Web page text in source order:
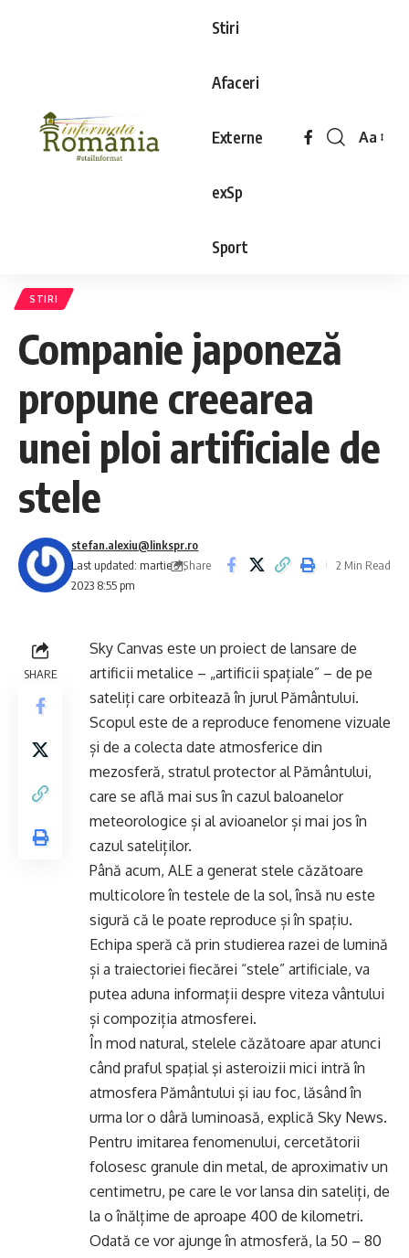
Stiri
Afaceri
Externe
exSp
Sport
Aa
STIRI
Companie japoneză
propune creearea
unei ploi artificiale de
stele
Last updated: martie 31,
2023 8:55 pm
stefan.alexiu@linkspr.ro
Share
2 Min Read
SHARE
Sky Canvas este un proiect de lansare de
artificii metalice – „artificii spațiale” – de pe
sateliți care orbitează în jurul Pământului.
Scopul este de a reproduce fenomene vizuale
și de a colecta date atmosferice din
mezosferă, stratul protector al Pământului,
care se află mai sus în cazul baloanelor
meteorologice și al avioanelor și mai jos în
cazul sateliților.
Până acum, ALE a generat stele căzătoare
multicolore în testele de la sol, însă nu este
sigură că le poate reproduce și în spațiu.
Echipa speră că prin studierea razei de lumină
și a traiectoriei fiecărei “stele” artificiale, va
putea aduna informații despre viteza vântului
și compoziția atmosferei.
În mod natural, stelele căzătoare apar atunci
când praful spaţial şi asteroizii mici intră în
atmosfera Pământului şi iau foc, lăsând în
urma lor o dâră luminoasă, explică Sky News.
Pentru imitarea fenomenului, cercetătorii
folosesc granule din metal, de aproximativ un
centimetru, pe care le vor lansa din sateliți, de
la o înălțime de aproape 400 de kilometri.
Odată ce vor ajunge în atmosferă, la 50 – 80